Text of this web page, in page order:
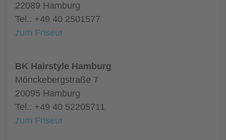
22089 Hamburg
Tel.: +49 40 2501577
zum Friseur
BK Hairstyle Hamburg
Mönckebergstraße 7
20095 Hamburg
Tel.: +49 40 52205711
zum Friseur